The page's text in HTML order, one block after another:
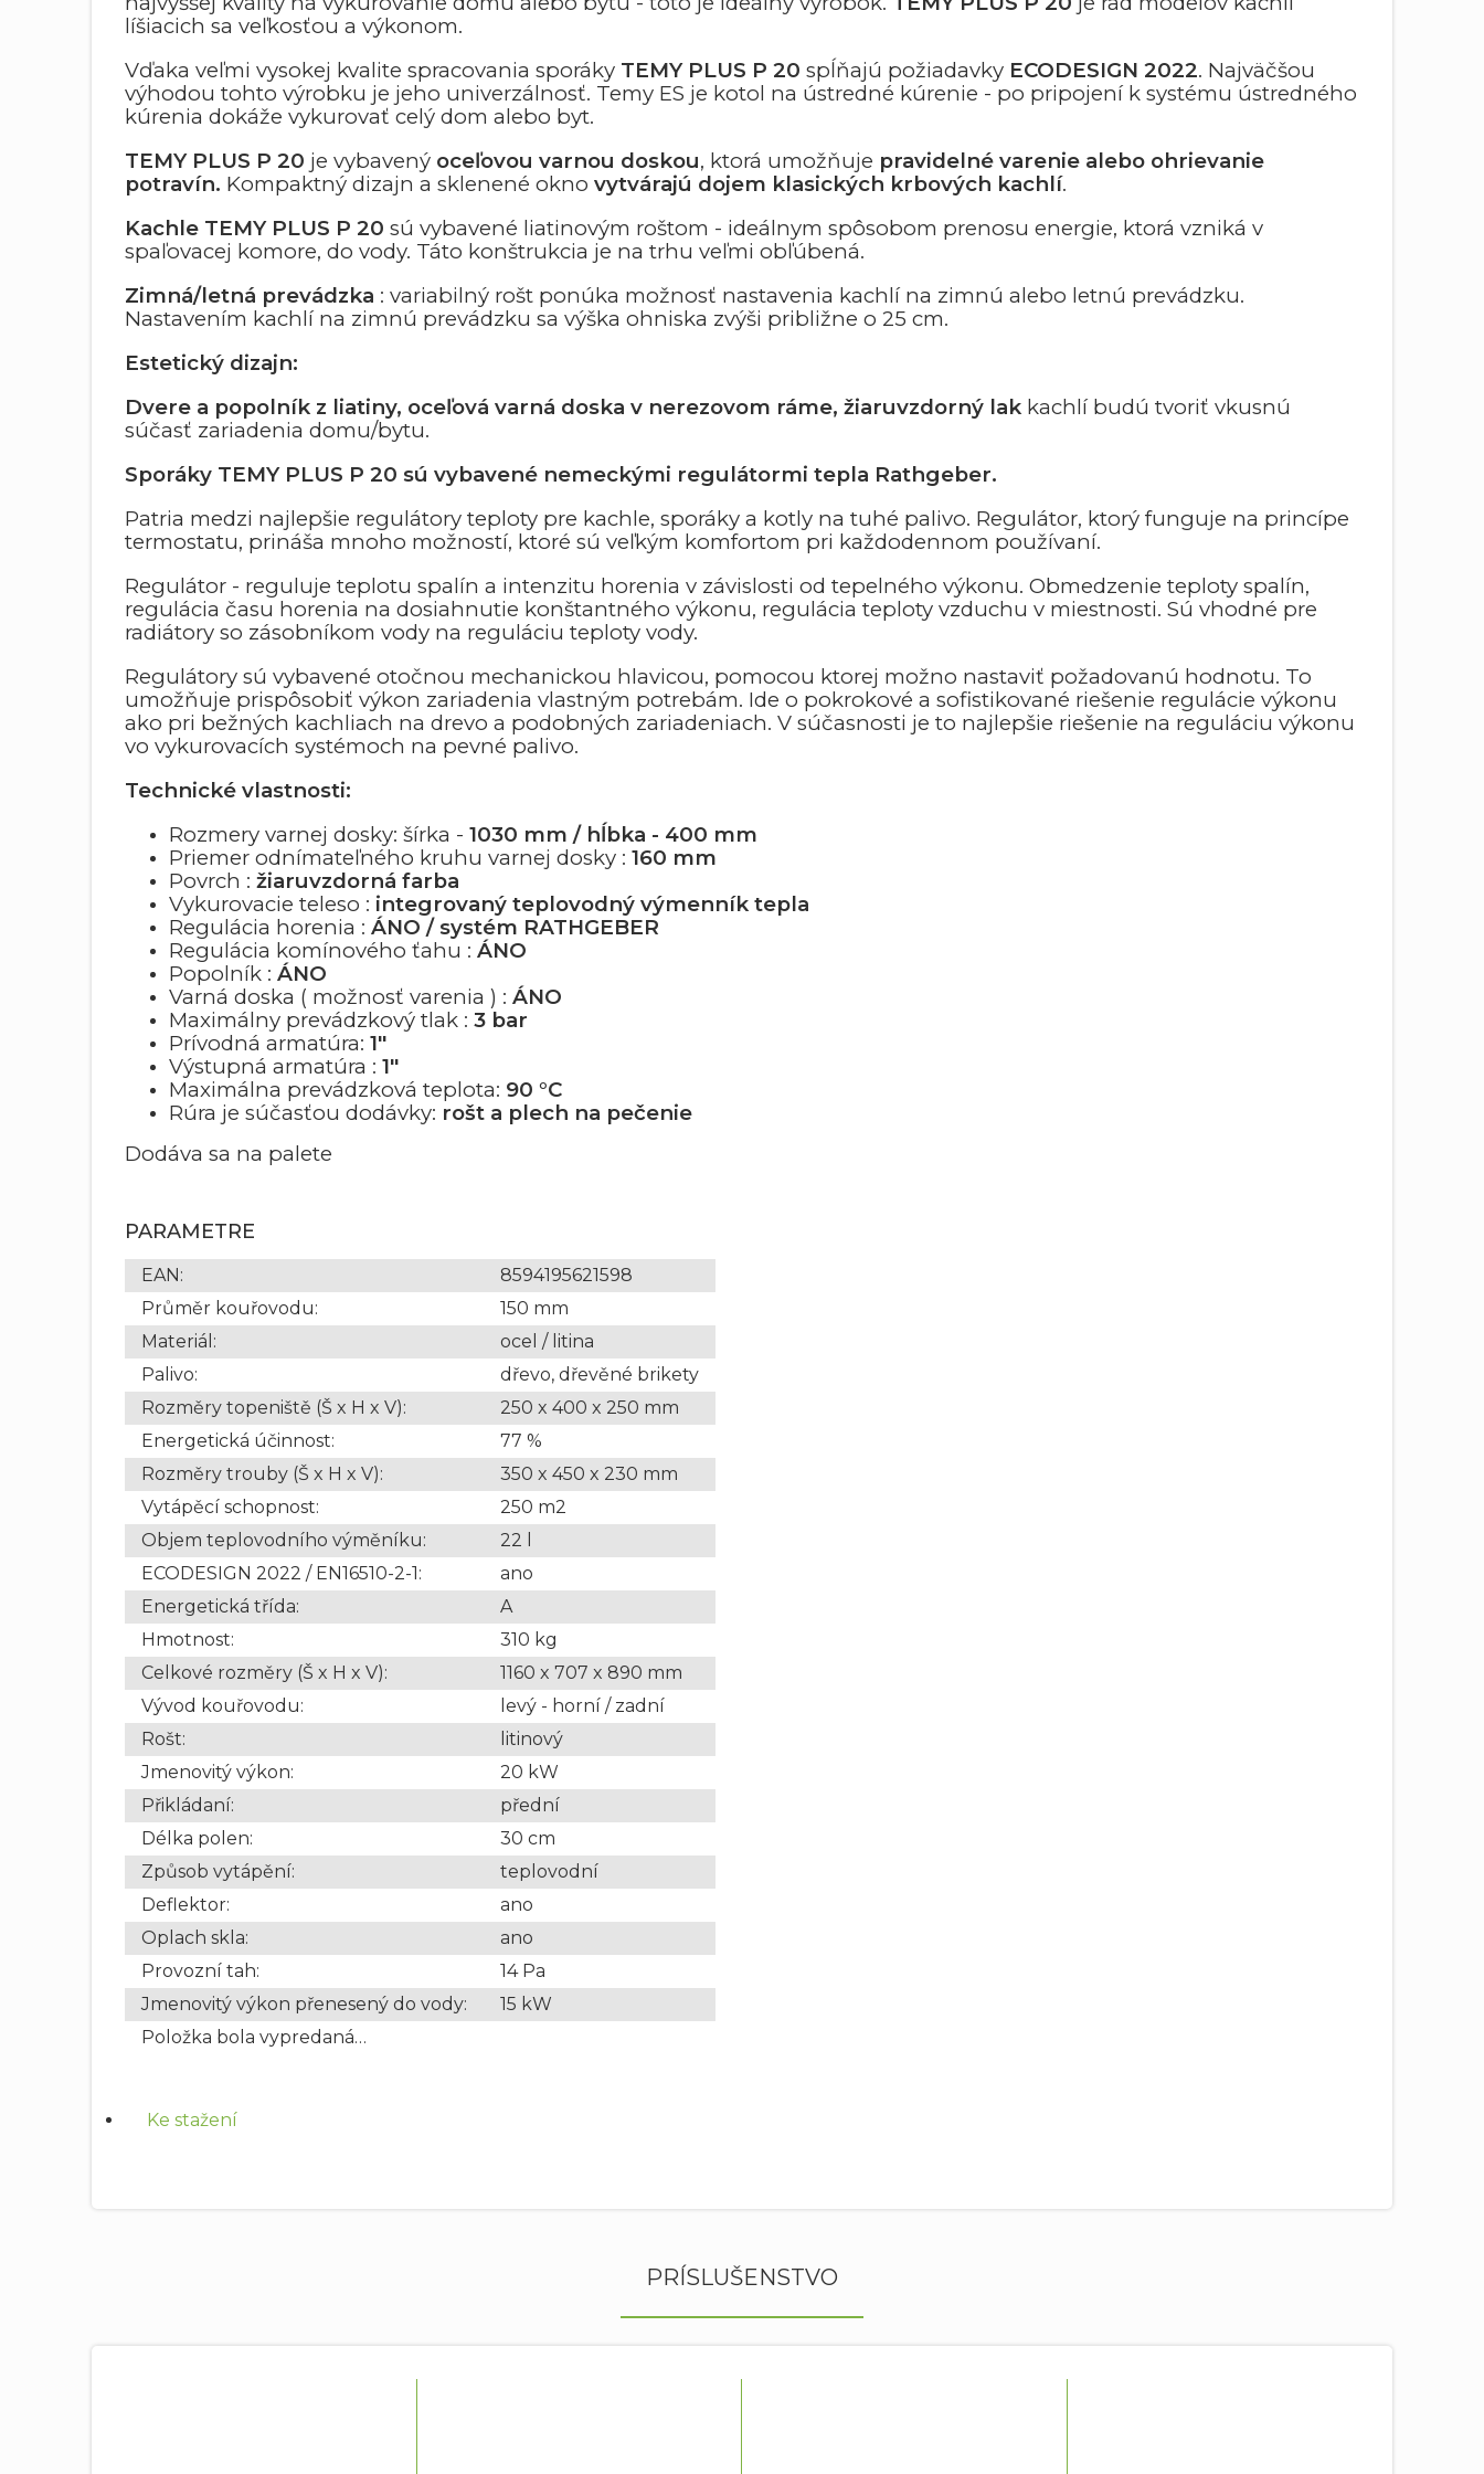
líšiacich sa veľkosťou a výkonom.
Vďaka veľmi vysokej kvalite spracovania sporáky TEMY PLUS P 20 spĺňajú požiadavky ECODESIGN 2022. Najväčšou
výhodou tohto výrobku je jeho univerzálnosť. Temy ES je kotol na ústredné kúrenie - po pripojení k systému ústredného
kúrenia dokáže vykurovať celý dom alebo byt.
TEMY PLUS P 20 je vybavený oceľovou varnou doskou, ktorá umožňuje pravidelné varenie alebo ohrievanie
potravín. Kompaktný dizajn a sklenené okno vytvárajú dojem klasických krbových kachlí.
Kachle TEMY PLUS P 20 sú vybavené liatinovým roštom - ideálnym spôsobom prenosu energie, ktorá vzniká v
spaľovacej komore, do vody. Táto konštrukcia je na trhu veľmi obľúbená.
Zimná/letná prevádzka : variabilný rošt ponúka možnosť nastavenia kachlí na zimnú alebo letnú prevádzku.
Nastavením kachlí na zimnú prevádzku sa výška ohniska zvýši približne o 25 cm.
Estetický dizajn:
Dvere a popolník z liatiny, oceľová varná doska v nerezovom ráme, žiaruvzdorný lak kachlí budú tvoriť vkusnú
súčasť zariadenia domu/bytu.
Sporáky TEMY PLUS P 20 sú vybavené nemeckými regulátormi tepla Rathgeber.
Patria medzi najlepšie regulátory teploty pre kachle, sporáky a kotly na tuhé palivo. Regulátor, ktorý funguje na princípe
termostatu, prináša mnoho možností, ktoré sú veľkým komfortom pri každodennom používaní.
Regulátor - reguluje teplotu spalín a intenzitu horenia v závislosti od tepelného výkonu. Obmedzenie teploty spalín,
regulácia času horenia na dosiahnutie konštantného výkonu, regulácia teploty vzduchu v miestnosti. Sú vhodné pre
radiátory so zásobníkom vody na reguláciu teploty vody.
Regulátory sú vybavené otočnou mechanickou hlavicou, pomocou ktorej možno nastaviť požadovanú hodnotu. To
umožňuje prispôsobiť výkon zariadenia vlastným potrebám. Ide o pokrokové a sofistikované riešenie regulácie výkonu
ako pri bežných kachliach na drevo a podobných zariadeniach. V súčasnosti je to najlepšie riešenie na reguláciu výkonu
vo vykurovacích systémoch na pevné palivo.
Technické vlastnosti:
Rozmery varnej dosky: šírka - 1030 mm / hĺbka - 400 mm
Priemer odnímateľného kruhu varnej dosky : 160 mm
Povrch : žiaruvzdorná farba
Vykurovacie teleso : integrovaný teplovodný výmenník tepla
Regulácia horenia : ÁNO / systém RATHGEBER
Regulácia komínového ťahu : ÁNO
Popolník : ÁNO
Varná doska ( možnosť varenia ) : ÁNO
Maximálny prevádzkový tlak : 3 bar
Prívodná armatúra: 1"
Výstupná armatúra : 1"
Maximálna prevádzková teplota: 90 °C
Rúra je súčasťou dodávky: rošt a plech na pečenie
Dodáva sa na palete
PARAMETRE
EAN:
8594195621598
Průměr kouřovodu:
150 mm
Materiál :
ocel / litina
Palivo:
dřevo, dřevěné brikety
Rozměry topeniště (Š x H x V):
250 x 400 x 250 mm
Energetická účinnost:
77 %
Rozměry trouby (Š x H x V):
350 x 450 x 230 mm
Vytápěcí schopnost:
250 m2
Objem teplovodního výměníku:
22 l
ECODESIGN 2022 / EN16510-2-1:
ano
Energetická třída:
A
Hmotnost:
310 kg
Celkové rozměry (Š x H x V):
1160 x 707 x 890 mm
Vývod kouřovodu:
levý - horní / zadní
Rošt:
litinový
Jmenovitý výkon:
20 kW
Přikládaní:
přední
Délka polen:
30 cm
Způsob vytápění:
teplovodní
Deflektor:
ano
Oplach skla:
ano
Provozní tah:
14 Pa
Jmenovitý výkon přenesený do vody:
15 kW
Položka bola vypredaná…
Ke stažení
PRÍSLUŠENSTVO